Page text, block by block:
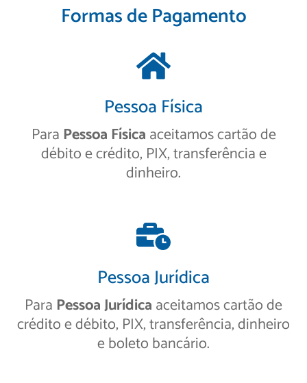
Formas de Pagamento
Pessoa Física
Para Pessoa Físicaaceitamos cartão de
débito e crédito, PIX, transferência e
dinheiro.
Pessoa Jurídica
Para Pessoa Jurídicaaceitamos cartão de
crédito e débito, PIX, transferência, dinheiro
e boleto bancário.